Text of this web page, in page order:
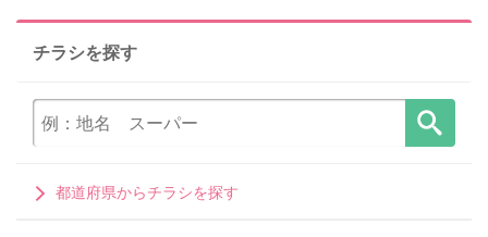
チラシを探す
都道府県からチラシを探す